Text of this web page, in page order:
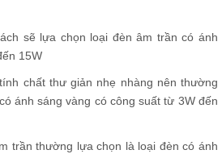
sẽ lựa chọn loại đèn âm trần có ánh
15W
chất thư giản nhẹ nhàng nên thường
ánh sáng vàng có công suất từ 3W đến
trần thường lựa chọn là loại đèn có ánh